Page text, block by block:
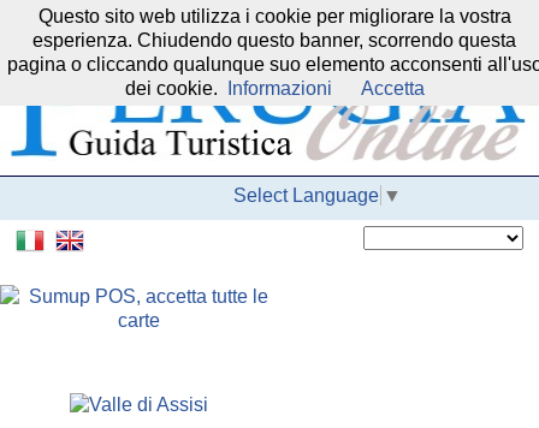
Il nostro network:
Select Language ▼
Questo sito web utilizza i cookie per migliorare la vostra
esperienza. Chiudendo questo banner, scorrendo questa
pagina o cliccando qualunque suo elemento acconsenti
dei cookie.
Informazioni Accetta